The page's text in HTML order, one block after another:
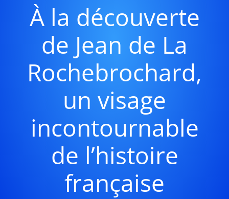
À la découverte
de Jean de La
Rochebrochard,
un visage
incontournable
de l’histoire
française